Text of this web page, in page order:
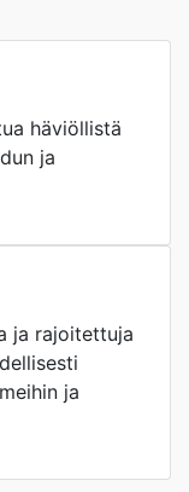
häviöllistä
ja
ja rajoitettuja
ja